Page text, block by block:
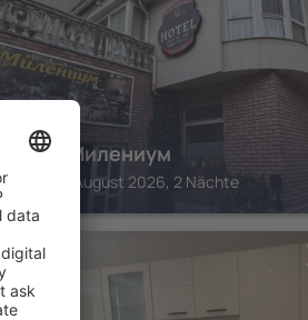
Хотел Милениум
Sliven, 07 August 2026, 2 Nächte
YAMBOL